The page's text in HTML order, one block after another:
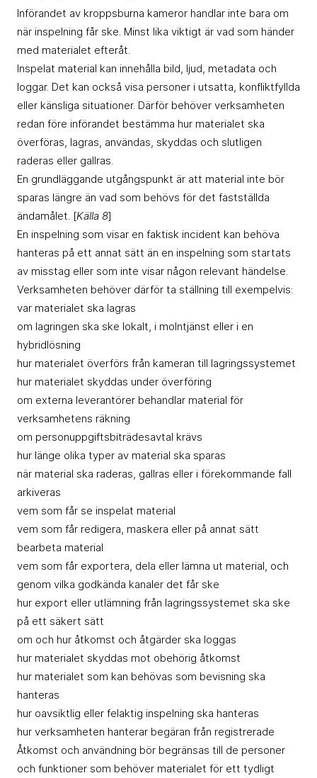
Införandet av kroppsburna kameror handlar inte bara om
när inspelning får ske. Minst lika viktigt är vad som händer
med materialet efteråt.
Inspelat material kan innehålla bild, ljud, metadata och
loggar. Det kan också visa personer i utsatta, konfliktfyllda
eller känsliga situationer. Därför behöver verksamheten
redan före införandet bestämma hur materialet ska
överföras, lagras, användas, skyddas och slutligen
raderas eller gallras.
En grundläggande utgångspunkt är att material inte bör
sparas längre än vad som behövs för det fastställda
ändamålet. [Källa 8]
En inspelning som visar en faktisk incident kan behöva
hanteras på ett annat sätt än en inspelning som startats
av misstag eller som inte visar någon relevant händelse.
Verksamheten behöver därför ta ställning till exempelvis:
var materialet ska lagras
om lagringen ska ske lokalt, i molntjänst eller i en
hybridlösning
hur materialet överförs från kameran till lagringssystemet
hur materialet skyddas under överföring
om externa leverantörer behandlar material för
verksamhetens räkning
om personuppgiftsbiträdesavtal krävs
hur länge olika typer av material ska sparas
när material ska raderas, gallras eller i förekommande fall
arkiveras
vem som får se inspelat material
vem som får redigera, maskera eller på annat sätt
bearbeta material
vem som får exportera, dela eller lämna ut material, och
genom vilka godkända kanaler det får ske
hur export eller utlämning från lagringssystemet ska ske
på ett säkert sätt
om och hur åtkomst och åtgärder ska loggas
hur materialet skyddas mot obehörig åtkomst
hur materialet som kan behövas som bevisning ska
hanteras
hur oavsiktlig eller felaktig inspelning ska hanteras
hur verksamheten hanterar begäran från registrerade
Åtkomst och användning bör begränsas till de personer
och funktioner som behöver materialet för ett tydligt